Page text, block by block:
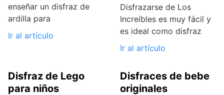
enseñar un disfraz de
ardilla para
Ir al artículo
Disfrazarse de Los
Increíbles es muy fácil y
es ideal como disfraz
Ir al artículo
Disfraz de Lego
para niños
Disfraces de bebe
originales